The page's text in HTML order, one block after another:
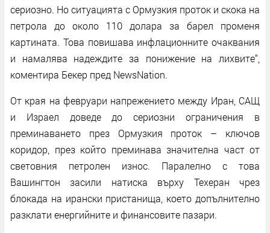
сериозно. Но ситуацията с Ормузкия проток и скока на
петрола до около 110 долара за барел променя
картината. Това повишава инфлационните очаквания
и намалява надеждите за понижение на лихвите“,
коментира Бекер пред NewsNation.
От края на февруари напрежението между Иран, САЩ
и Израел доведе до сериозни ограничения в
преминаването през Ормузкия проток – ключов
коридор, през който преминава значителна част от
световния петролен износ. Паралелно с това
Вашингтон засили натиска върху Техеран чрез
блокада на ирански пристанища, което допълнително
разклати енергийните и финансовите пазари.